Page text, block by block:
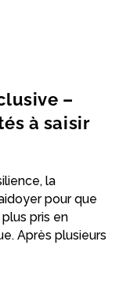
–
à saisir
la
pour que
pris en
Après plusieurs